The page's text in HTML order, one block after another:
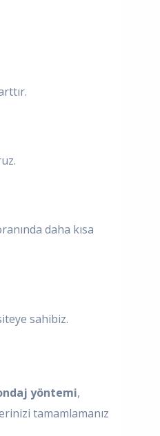
daha kısa
sahibiz.
yöntemi,
tamamlamanız